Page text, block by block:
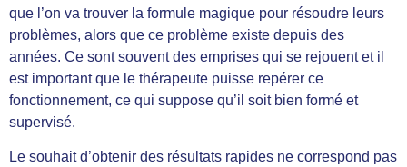
que l’on va trouver la formule magique pour résoudre leurs
problèmes, alors que ce problème existe depuis des
années. Ce sont souvent des emprises qui se rejouent et il
est important que le thérapeute puisse repérer ce
fonctionnement, ce qui suppose qu’il soit bien formé et
supervisé.
Le souhait d’obtenir des résultats rapides ne correspond pas